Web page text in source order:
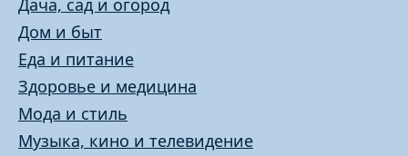
Дача, сад и огород
Дом и быт
Еда и питание
Здоровье и медицина
Мода и стиль
Музыка, кино и телевидение